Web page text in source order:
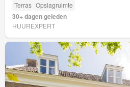
Terras Opslagruimte
30+ dagen geleden
HUUREXPERT